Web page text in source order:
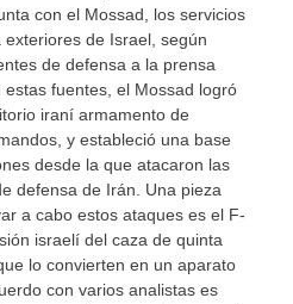
con el Mossad, los servicios
exteriores de Israel, según
de defensa a la prensa
fuentes, el Mossad logró
iraní armamento de
y estableció una base
desde la que atacaron las
defensa de Irán. Una pieza
a cabo estos ataques es el F-
israelí del caza de quinta
lo convierten en un aparato
con varios analistas es